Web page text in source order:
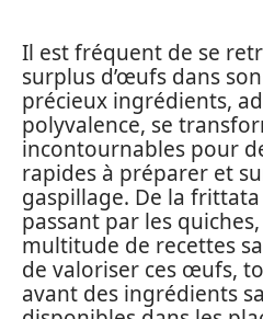
Il est fréquent de se
surplus d’œufs dans
précieux ingrédients,
polyvalence, se
incontournables pour
rapides à préparer et
gaspillage. De la
passant par les
multitude de recettes
de valoriser ces œufs,
avant des ingrédients